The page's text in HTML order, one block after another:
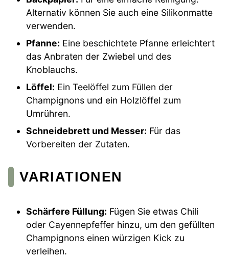
Alternativ können Sie auch eine Silikonmatte
verwenden.
Pfanne: Eine beschichtete Pfanne erleichtert
das Anbraten der Zwiebel und des
Knoblauchs.
Löffel: Ein Teelöffel zum Füllen der
Champignons und ein Holzlöffel zum
Umrühren.
Schneidebrett und Messer: Für das
Vorbereiten der Zutaten.
VARIATIONEN
Schärfere Füllung: Fügen Sie etwas Chili
oder Cayennepfeffer hinzu, um den gefüllten
Champignons einen würzigen Kick zu
verleihen.